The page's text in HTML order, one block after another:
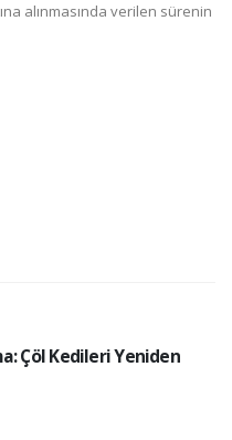
alınmasında verilen sürenin
Çöl Kedileri Yeniden